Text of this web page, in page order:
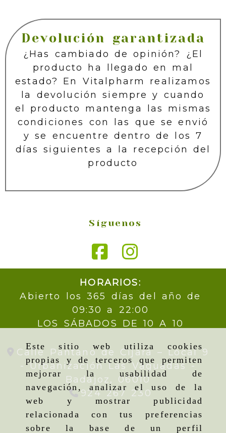
Este sitio web utiliza cookies
propias y de terceros que permiten
mejorar la usabilidad de
navegación, analizar el uso de la
web y mostrar publicidad
relacionada con tus preferencias
sobre la base de un perfil
Devolución garantizada
¿Has cambiado de opinión? ¿El
producto ha llegado en mal
estado? En Vitalpharm realizamos
la devolución siempre y cuando
el producto mantenga las mismas
condiciones con las que se envió
y se encuentre dentro de los 7
días siguientes a la recepción del
producto
Síguenos
HORARIOS:
Abierto los 365 días del año de
09:30 a 22:00
LOS SÁBADOS DE 10 A 10
Calle Pantano de Cijara – Local 9
- Urbanización Las Vaguadas -
Badajoz, 06010
924 267 230